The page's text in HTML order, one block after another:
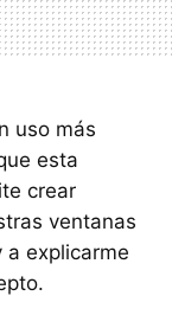
uso más
esta
crear
ventanas
a explicarme